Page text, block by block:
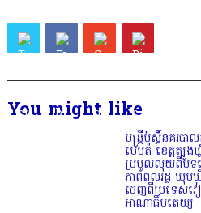
You might like
មន្ត្រីប៉ុស្តិ៍នគរបា
មេមត់ ខេត្តត្បូ
ប្រមូលលុយពីបទ
ភាពពលរដ្ឋ ឃុប
ចេញពីប្រទេសវ
អាណាធិបតេយ្យ